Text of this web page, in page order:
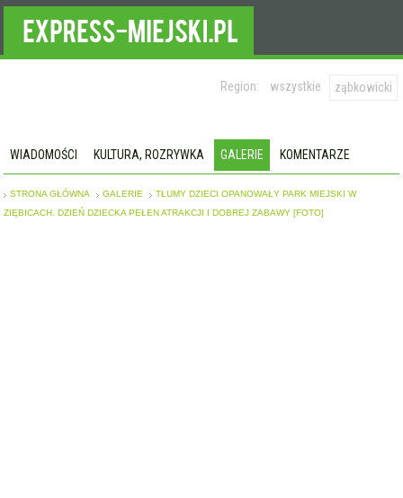
Region: wszystkie ząbkowicki
WIADOMOŚCI KULTURA, ROZRYWKA GALERIE KOMENTARZE
STRONA GŁÓWNA GALERIE
TŁUMY DZIECI OPANOWAŁY PARK MIEJSKI W
ZIĘBICACH. DZIEŃ DZIECKA PEŁEN ATRAKCJI I DOBREJ ZABAWY [FOTO]